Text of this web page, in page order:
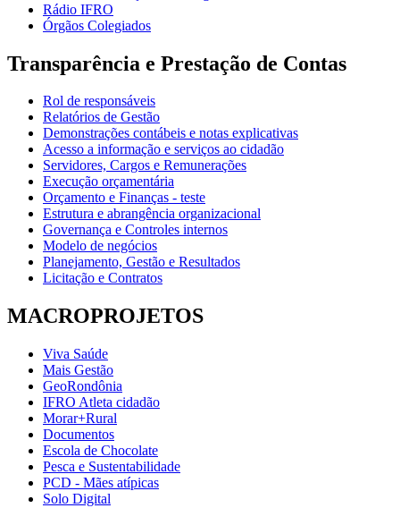
Rádio IFRO
Órgãos Colegiados
Transparência e Prestação de Contas
Rol de responsáveis
Relatórios de Gestão
Demonstrações contábeis e notas explicativas
Acesso a informação e serviços ao cidadão
Servidores, Cargos e Remunerações
Execução orçamentária
Orçamento e Finanças - teste
Estrutura e abrangência organizacional
Governança e Controles internos
Modelo de negócios
Planejamento, Gestão e Resultados
Licitação e Contratos
MACROPROJETOS
Viva Saúde
Mais Gestão
GeoRondônia
IFRO Atleta cidadão
Morar+Rural
Documentos
Escola de Chocolate
Pesca e Sustentabilidade
PCD - Mães atípicas
Solo Digital